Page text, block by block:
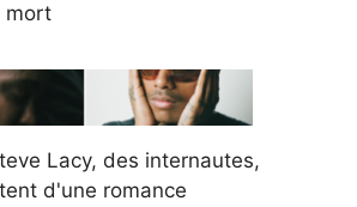
mort
Lacy, des internautes,
d'une romance